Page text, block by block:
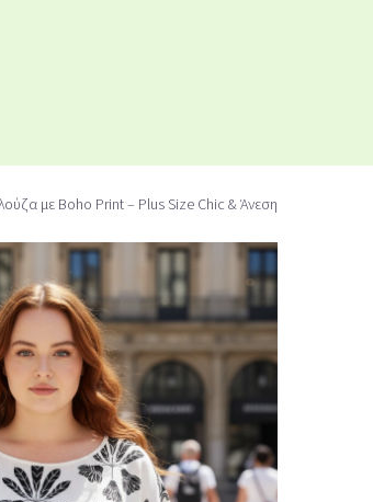
με Boho Print – Plus Size Chic & Άνεση